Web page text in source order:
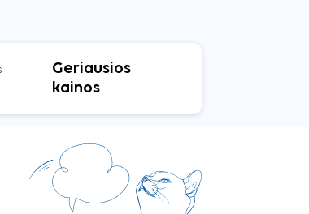
Geriausios
kainos